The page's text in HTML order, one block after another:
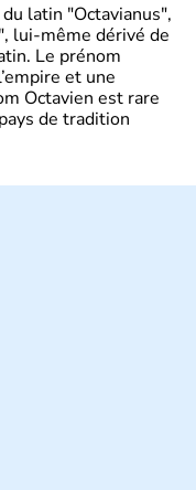
latin "Octavianus",
lui-même dérivé de
Le prénom
et une
Octavien est rare
de tradition